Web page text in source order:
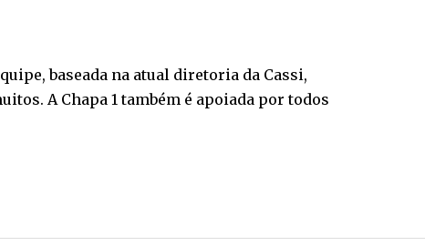
baseada na atual diretoria da Cassi,
A Chapa 1 também é apoiada por todos